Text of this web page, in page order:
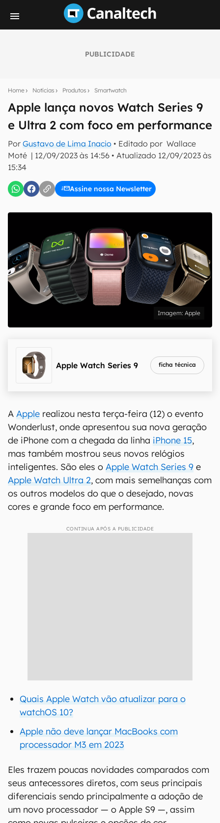
PUBLICIDADE
Home Notícias Produtos Smartwatch
Apple lança novos Watch Series 9
e Ultra 2 com foco em performance
Por Gustavo de Lima Inacio • Editado por Wallace
Moté | 12/09/2023 às 14:56 • Atualizado 12/09/2023 às
15:34
Assine nossa Newsletter
notícias e reviews sobre tecnologia em primeira
mão.
E-mail
Confirmo que li, aceito e concordo com os
Apple
Apple Watch Series 9 ficha técnica
A Apple realizou nesta terça-feira (12) o evento
Wonderlust, onde apresentou sua nova geração
de iPhone com a chegada da linha iPhone 15,
mas também mostrou seus novos relógios
inteligentes. São eles o Apple Watch Series 9 e
Apple Watch Ultra 2, com mais semelhanças com
os outros modelos do que o desejado, novas
cores e grande foco em performance.
CONTINUA APÓS A PUBLICIDADE
Quais Apple Watch vão atualizar para o
watchOS 10?
Apple não deve lançar MacBooks com
processador M3 em 2023
Eles trazem poucas novidades comparados com
seus antecessores diretos, com seus principais
diferenciais sendo principalmente a adoção de
um novo processador — o Apple S9 —, assim